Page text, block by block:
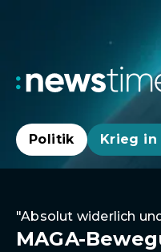
Politik Krieg in
"Absolut widerlich
MAGA-